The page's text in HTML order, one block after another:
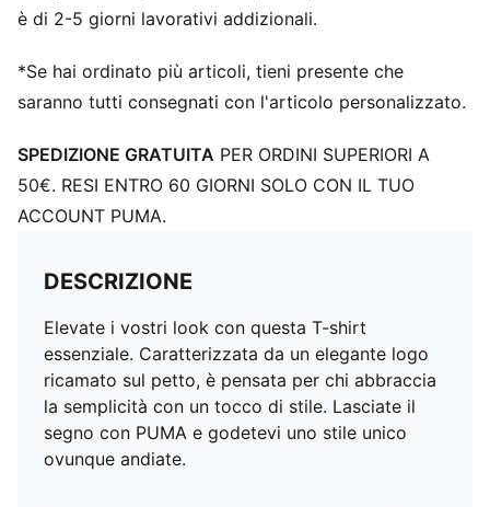
è di 2-5 giorni lavorativi addizionali.
*Se hai ordinato più articoli, tieni presente che
saranno tutti consegnati con l'articolo personalizzato.
SPEDIZIONE GRATUITA PER ORDINI SUPERIORI A
50€. RESI ENTRO 60 GIORNI SOLO CON IL TUO
ACCOUNT PUMA.
DESCRIZIONE
Elevate i vostri look con questa T-shirt
essenziale. Caratterizzata da un elegante logo
ricamato sul petto, è pensata per chi abbraccia
la semplicità con un tocco di stile. Lasciate il
segno con PUMA e godetevi uno stile unico
ovunque andiate.